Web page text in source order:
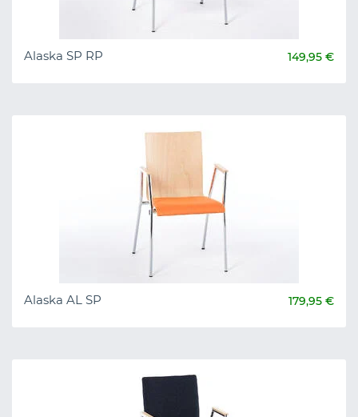
Alaska SP RP 149,95 €
Alaska AL SP 179,95 €